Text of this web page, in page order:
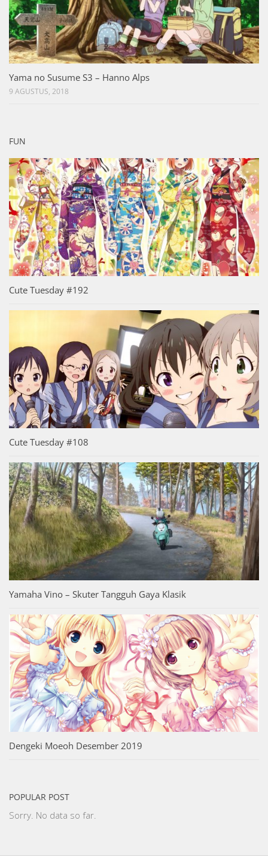
Yama no Susume S3 – Hanno Alps
9 AGUSTUS, 2018
FUN
Cute Tuesday #192
Cute Tuesday #108
Yamaha Vino – Skuter Tangguh Gaya Klasik
Dengeki Moeoh Desember 2019
POPULAR POST
Sorry. No data so far.